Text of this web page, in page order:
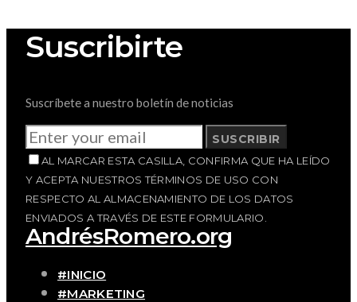
Suscribirte
Suscríbete a nuestro boletín de noticias
SUSCRIBIR
AL MARCAR ESTA CASILLA, CONFIRMA QUE HA LEÍDO
Y ACEPTA NUESTROS TÉRMINOS DE USO CON
RESPECTO AL ALMACENAMIENTO DE LOS DATOS
ENVIADOS A TRAVÉS DE ESTE FORMULARIO.
AndrésRomero.org
#INICIO
#MARKETING